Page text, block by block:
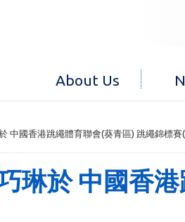
About Us
中國香港跳繩體育聯會(葵青區) 跳繩錦標賽
琳於 中國香